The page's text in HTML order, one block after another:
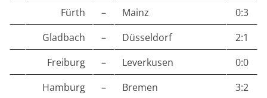
Fürth
– Mainz
0:3
Gladbach
– Düsseldorf
2:1
Freiburg
– Leverkusen
0:0
Hamburg
– Bremen
3:2